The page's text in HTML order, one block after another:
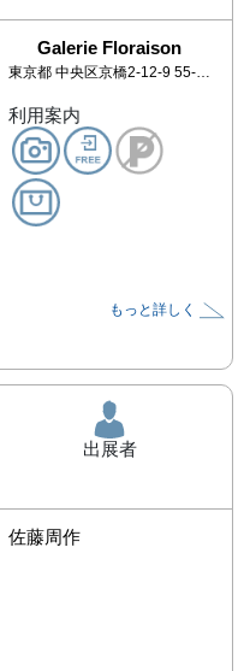
Galerie Floraison
東京都 中央区京橋2-12-9 55-1 京橋ビル1階
利用案内
もっと詳しく
出展者
佐藤周作